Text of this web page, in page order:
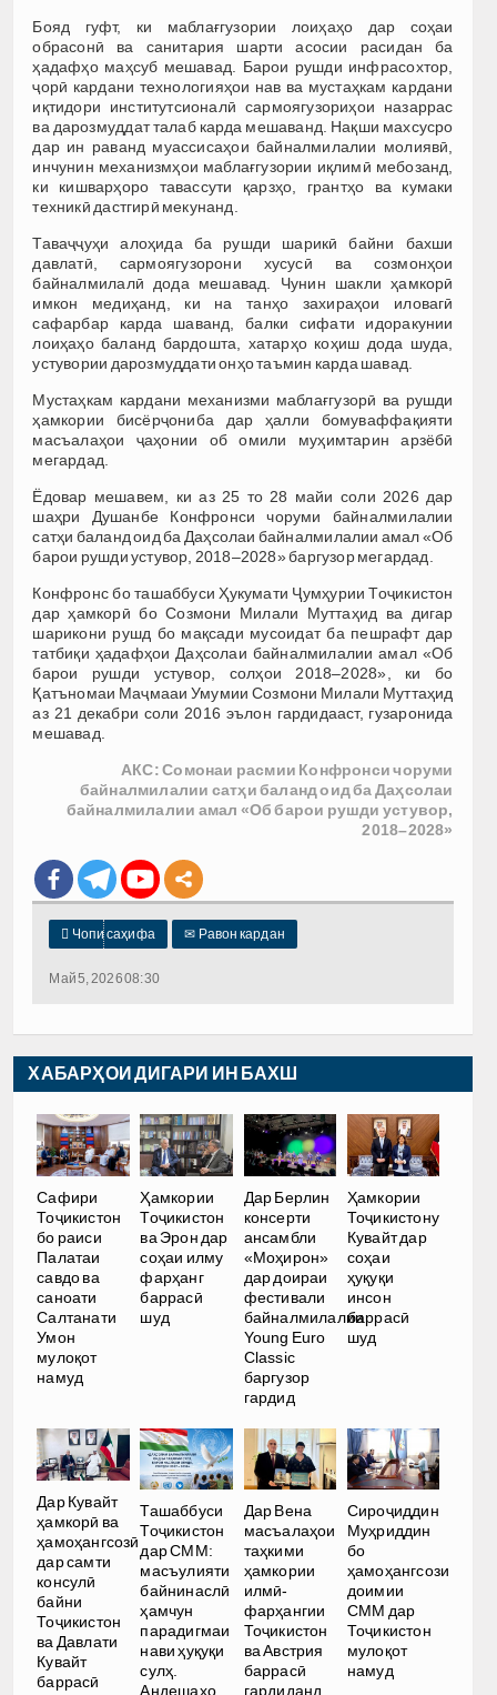
Бояд гуфт, ки маблағгузории лоиҳаҳо дар соҳаи
обрасонӣ ва санитария шарти асосии расидан ба
ҳадафҳо маҳсуб мешавад. Барои рушди инфрасохтор,
ҷорӣ кардани технологияҳои нав ва мустаҳкам кардани
иқтидори институтсионалӣ сармоягузориҳои назаррас
ва дарозмуддат талаб карда мешаванд. Нақши махсусро
дар ин раванд муассисаҳои байналмилалии молиявӣ,
инчунин механизмҳои маблағгузории иқлимӣ мебозанд,
ки кишварҳоро тавассути қарзҳо, грантҳо ва кумаки
техникӣ дастгирӣ мекунанд.
Таваҷҷуҳи алоҳида ба рушди шарикӣ байни бахши
давлатӣ, сармоягузорони хусусӣ ва созмонҳои
байналмилалӣ дода мешавад. Чунин шакли ҳамкорӣ
имкон медиҳанд, ки на танҳо захираҳои иловагӣ
сафарбар карда шаванд, балки сифати идоракунии
лоиҳаҳо баланд бардошта, хатарҳо коҳиш дода шуда,
устувории дарозмуддати онҳо таъмин карда шавад.
Мустаҳкам кардани механизми маблағгузорӣ ва рушди
ҳамкории бисёрҷониба дар ҳалли бомуваффақияти
масъалаҳои ҷаҳонии об омили муҳимтарин арзёбӣ
мегардад.
Ёдовар мешавем, ки аз 25 то 28 майи соли 2026 дар
шаҳри Душанбе Конфронси чоруми байналмилалии
сатҳи баланд оид ба Даҳсолаи байналмилалии амал «Об
барои рушди устувор, 2018–2028» баргузор мегардад.
Конфронс бо ташаббуси Ҳукумати Ҷумҳурии Тоҷикистон
дар ҳамкорӣ бо Созмони Милали Муттаҳид ва дигар
шарикони рушд бо мақсади мусоидат ба пешрафт дар
татбиқи ҳадафҳои Даҳсолаи байналмилалии амал «Об
барои рушди устувор, солҳои 2018–2028», ки бо
Қатъномаи Маҷмааи Умумии Созмони Милали Муттаҳид
аз 21 декабри соли 2016 эълон гардидааст, гузаронида
мешавад.
АКС: Сомонаи расмии Конфронси чоруми
байналмилалии сатҳи баланд оид ба Даҳсолаи
байналмилалии амал «Об барои рушди устувор,
2018–2028»
 Чопи саҳифа ✉ Равон кардан
Май 5, 2026 08:30
ХАБАРҲОИ ДИГАРИ ИН БАХШ
Сафири
Тоҷикистон
бо раиси
Палатаи
савдо ва
саноати
Салтанати
Умон
мулоқот
намуд
Ҳамкории
Тоҷикистон
ва Эрон дар
соҳаи илму
фарҳанг
баррасӣ
шуд
Дар Берлин
консерти
ансамбли
«Моҳирон»
дар доираи
фестивали
байналмилалии
Young Euro
Classic
баргузор
гардид
Ҳамкории
Тоҷикистону
Кувайт дар
соҳаи
ҳуқуқи
инсон
баррасӣ
шуд
Дар Кувайт
ҳамкорӣ ва
ҳамоҳангсозӣ
дар самти
консулӣ
байни
Тоҷикистон
ва Давлати
Кувайт
баррасӣ
Ташаббуси
Тоҷикистон
дар СММ:
масъулияти
байнинаслӣ
ҳамчун
парадигмаи
нави ҳуқуқи
сулҳ.
Андешаҳо
Дар Вена
масъалаҳои
таҳкими
ҳамкории
илмӣ-
фарҳангии
Тоҷикистон
ва Австрия
баррасӣ
гардиданд
Сироҷиддин
Муҳриддин
бо
ҳамоҳангсози
доимии
СММ дар
Тоҷикистон
мулоқот
намуд